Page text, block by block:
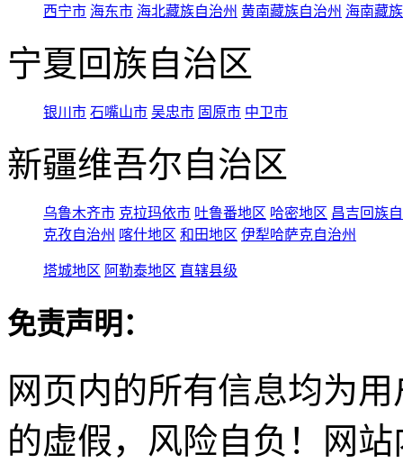
西宁市 海东市 海北藏族自治州 黄南藏族自治州 海南藏
宁夏回族自治区
银川市 石嘴山市 吴忠市 固原市 中卫市
新疆维吾尔自治区
乌鲁木齐市 克拉玛依市 吐鲁番地区 哈密地区 昌吉回族
克孜自治州 喀什地区 和田地区 伊犁哈萨克自治州
塔城地区 阿勒泰地区 直辖县级
免责声明：
网页内的所有信息均为
的虚假，风险自负！网